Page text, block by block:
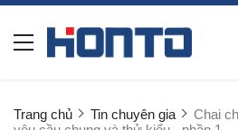
Trang chủ Tin chuyên gia
Chai